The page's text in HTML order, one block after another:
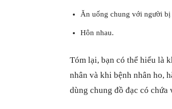
Ăn uống chung với người bị
Hôn nhau.
Tóm lại, bạn có thể hiểu là
nhân và khi bệnh nhân ho,
dùng chung đồ đạc có chứa